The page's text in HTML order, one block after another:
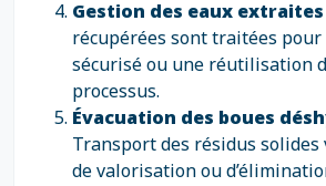
Gestion des eaux extraites
récupérées sont traitées
sécurisé ou une réutilisation
processus.
Évacuation des boues
Transport des résidus solides
de valorisation ou